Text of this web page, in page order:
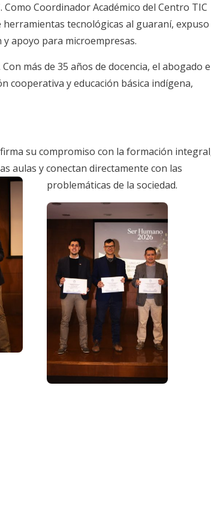
Coordinador Académico del Centro TIC
herramientas tecnológicas al guaraní, expuso
apoyo para microempresas.
más de 35 años de docencia, el abogado e
cooperativa y educación básica indígena,
su compromiso con la formación
aulas y conectan directamente con las
problemáticas de la sociedad.